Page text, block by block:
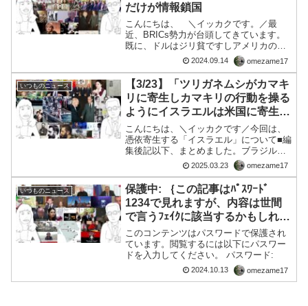
だけが情報鎖国
こんにちは、 ＼イッカクです。／最
近、BRICs勢力が台頭してきています。
既に、ドルはジリ貧ですしアメリカのデ
ィープステートらは、ドルを刷りすぎま
した。馬鹿ですね！サタニスト・マフィ
アは、狡猾で残忍ですが敵というか下層
の存在を「卑下」しバラ...
2024.09.14 omezame17
いつものニュース
【3/23】「ツリガネムシがカマキ
リに寄生しカマキリの行動を操る
ようにイスラエルは米国に寄生し
米国の国益に反する行動をとるよ
うに操ってきた。この事実が次第
に世界の共通認識となりつつあ
こんにちは、＼イッカクです／今回は、
憑依寄生する「イスラエル」について■編
集後記以下、まとめました。ブラジルの
ルラ大統領の謝罪と日本との関係3月18
日、ブラジルのルラ大統領は、第2次世界
大戦中の日本人移民への迫害についてブ
ラジル政府として謝...
2025.03.23 omezame17
いつものニュース
保護中: ｛この記事はﾊﾟｽﾜｰﾄﾞ
1234で見れますが、内容は世間
で言うﾌｪｲｸに該当するかもしれま
せん予め告知しました｝言い訳苦
しい・・・【10/13】米国は
12,000kmも離れたイエメンを爆
撃していることを「自衛」と呼ぶ
臆病者でしかない
このコンテンツはパスワードで保護され
ています。閲覧するには以下にパスワー
ドを入力してください。 パスワード:
2024.10.13 omezame17